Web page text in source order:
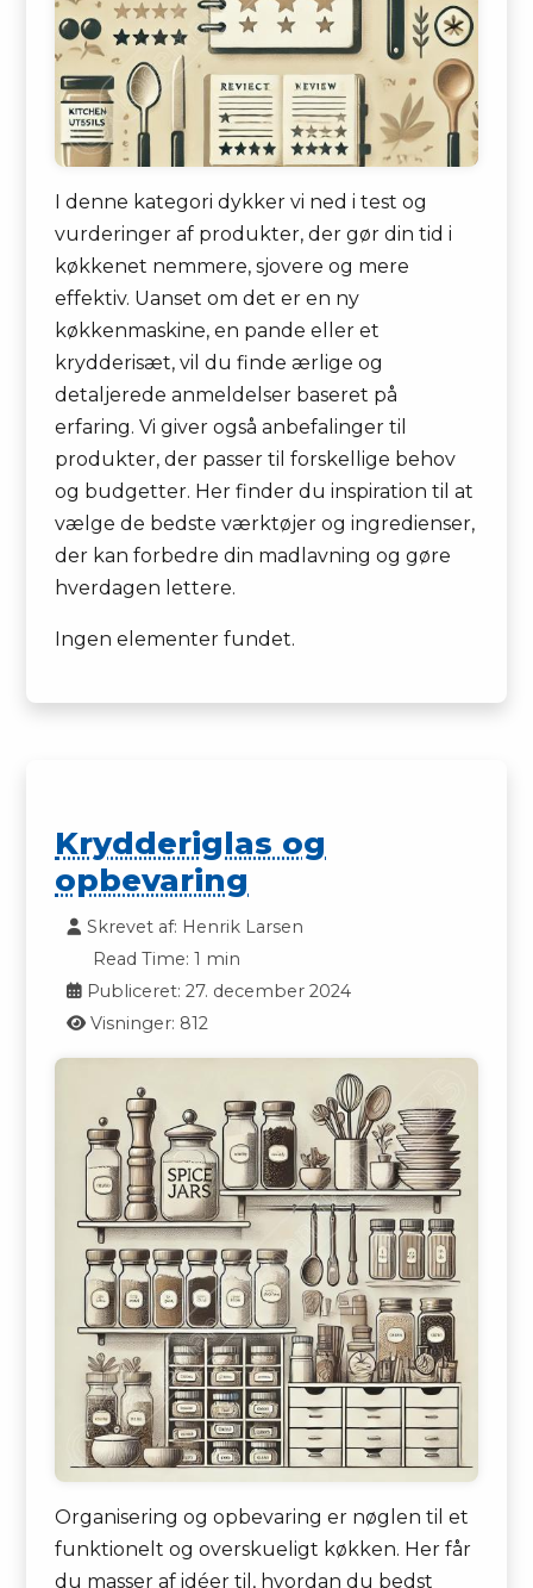
I denne kategori dykker vi ned i test og
vurderinger af produkter, der gør din tid i
køkkenet nemmere, sjovere og mere
effektiv. Uanset om det er en ny
køkkenmaskine, en pande eller et
krydderisæt, vil du finde ærlige og
detaljerede anmeldelser baseret på
erfaring. Vi giver også anbefalinger til
produkter, der passer til forskellige behov
og budgetter. Her finder du inspiration til at
vælge de bedste værktøjer og ingredienser,
der kan forbedre din madlavning og gøre
hverdagen lettere.
Ingen elementer fundet.
Krydderiglas og
opbevaring
Skrevet af: Henrik Larsen
Read Time: 1 min
Publiceret: 27. december 2024
Visninger: 812
Organisering og opbevaring er nøglen til et
funktionelt og overskueligt køkken. Her får
du masser af idéer til, hvordan du bedst